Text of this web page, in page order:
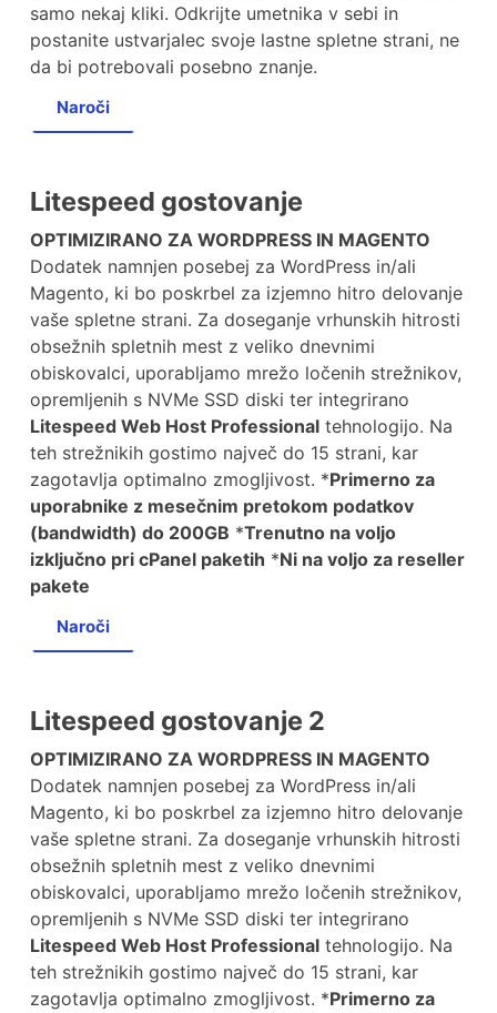
samo nekaj kliki. Odkrijte umetnika v sebi in
postanite ustvarjalec svoje lastne spletne strani, ne
da bi potrebovali posebno znanje.
Naroči
Litespeed gostovanje
OPTIMIZIRANO ZA WORDPRESS IN MAGENTO
Dodatek namnjen posebej za WordPress in/ali
Magento, ki bo poskrbel za izjemno hitro delovanje
vaše spletne strani. Za doseganje vrhunskih hitrosti
obsežnih spletnih mest z veliko dnevnimi
obiskovalci, uporabljamo mrežo ločenih strežnikov,
opremljenih s NVMe SSD diski ter integrirano
Litespeed Web Host Professional tehnologijo. Na
teh strežnikih gostimo največ do 15 strani, kar
zagotavlja optimalno zmogljivost. *Primerno za
uporabnike z mesečnim pretokom podatkov
(bandwidth) do 200GB *Trenutno na voljo
izključno pri cPanel paketih *Ni na voljo za reseller
pakete
Naroči
Litespeed gostovanje 2
OPTIMIZIRANO ZA WORDPRESS IN MAGENTO
Dodatek namnjen posebej za WordPress in/ali
Magento, ki bo poskrbel za izjemno hitro delovanje
vaše spletne strani. Za doseganje vrhunskih hitrosti
obsežnih spletnih mest z veliko dnevnimi
obiskovalci, uporabljamo mrežo ločenih strežnikov,
opremljenih s NVMe SSD diski ter integrirano
Litespeed Web Host Professional tehnologijo. Na
teh strežnikih gostimo največ do 15 strani, kar
zagotavlja optimalno zmogljivost. *Primerno za